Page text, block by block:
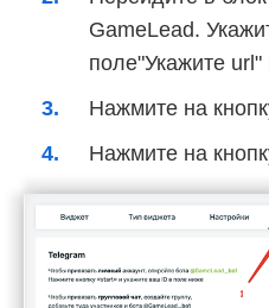
GameLead.
поле"Укажите url"
Нажмите на
Нажмите на